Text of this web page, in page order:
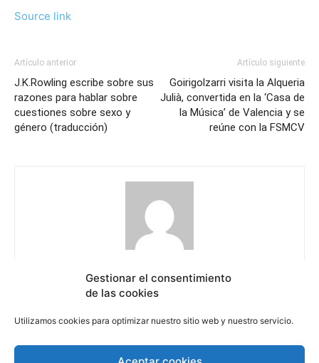
Gestionar el consentimiento
de las cookies
Utilizamos cookies para optimizar nuestro sitio web y nuestro servicio.
Source link
Artículo anterior
J.K.Rowling escribe sobre sus
razones para hablar sobre
cuestiones sobre sexo y
género (traducción)
Artículo siguiente
Goirigolzarri visita la Alqueria
Julià, convertida en la ‘Casa de
la Música’ de Valencia y se
reúne con la FSMCV
https://elsolrevista.com